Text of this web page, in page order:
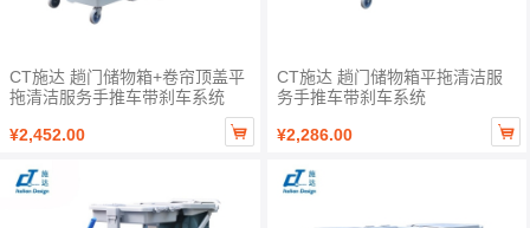
CT施达 趟门储物箱+卷帘顶盖平
拖清洁服务手推车带刹车系统
¥2,452.00

CT施达 趟门储物箱平拖清洁服
务手推车带刹车系统
¥2,286.00
